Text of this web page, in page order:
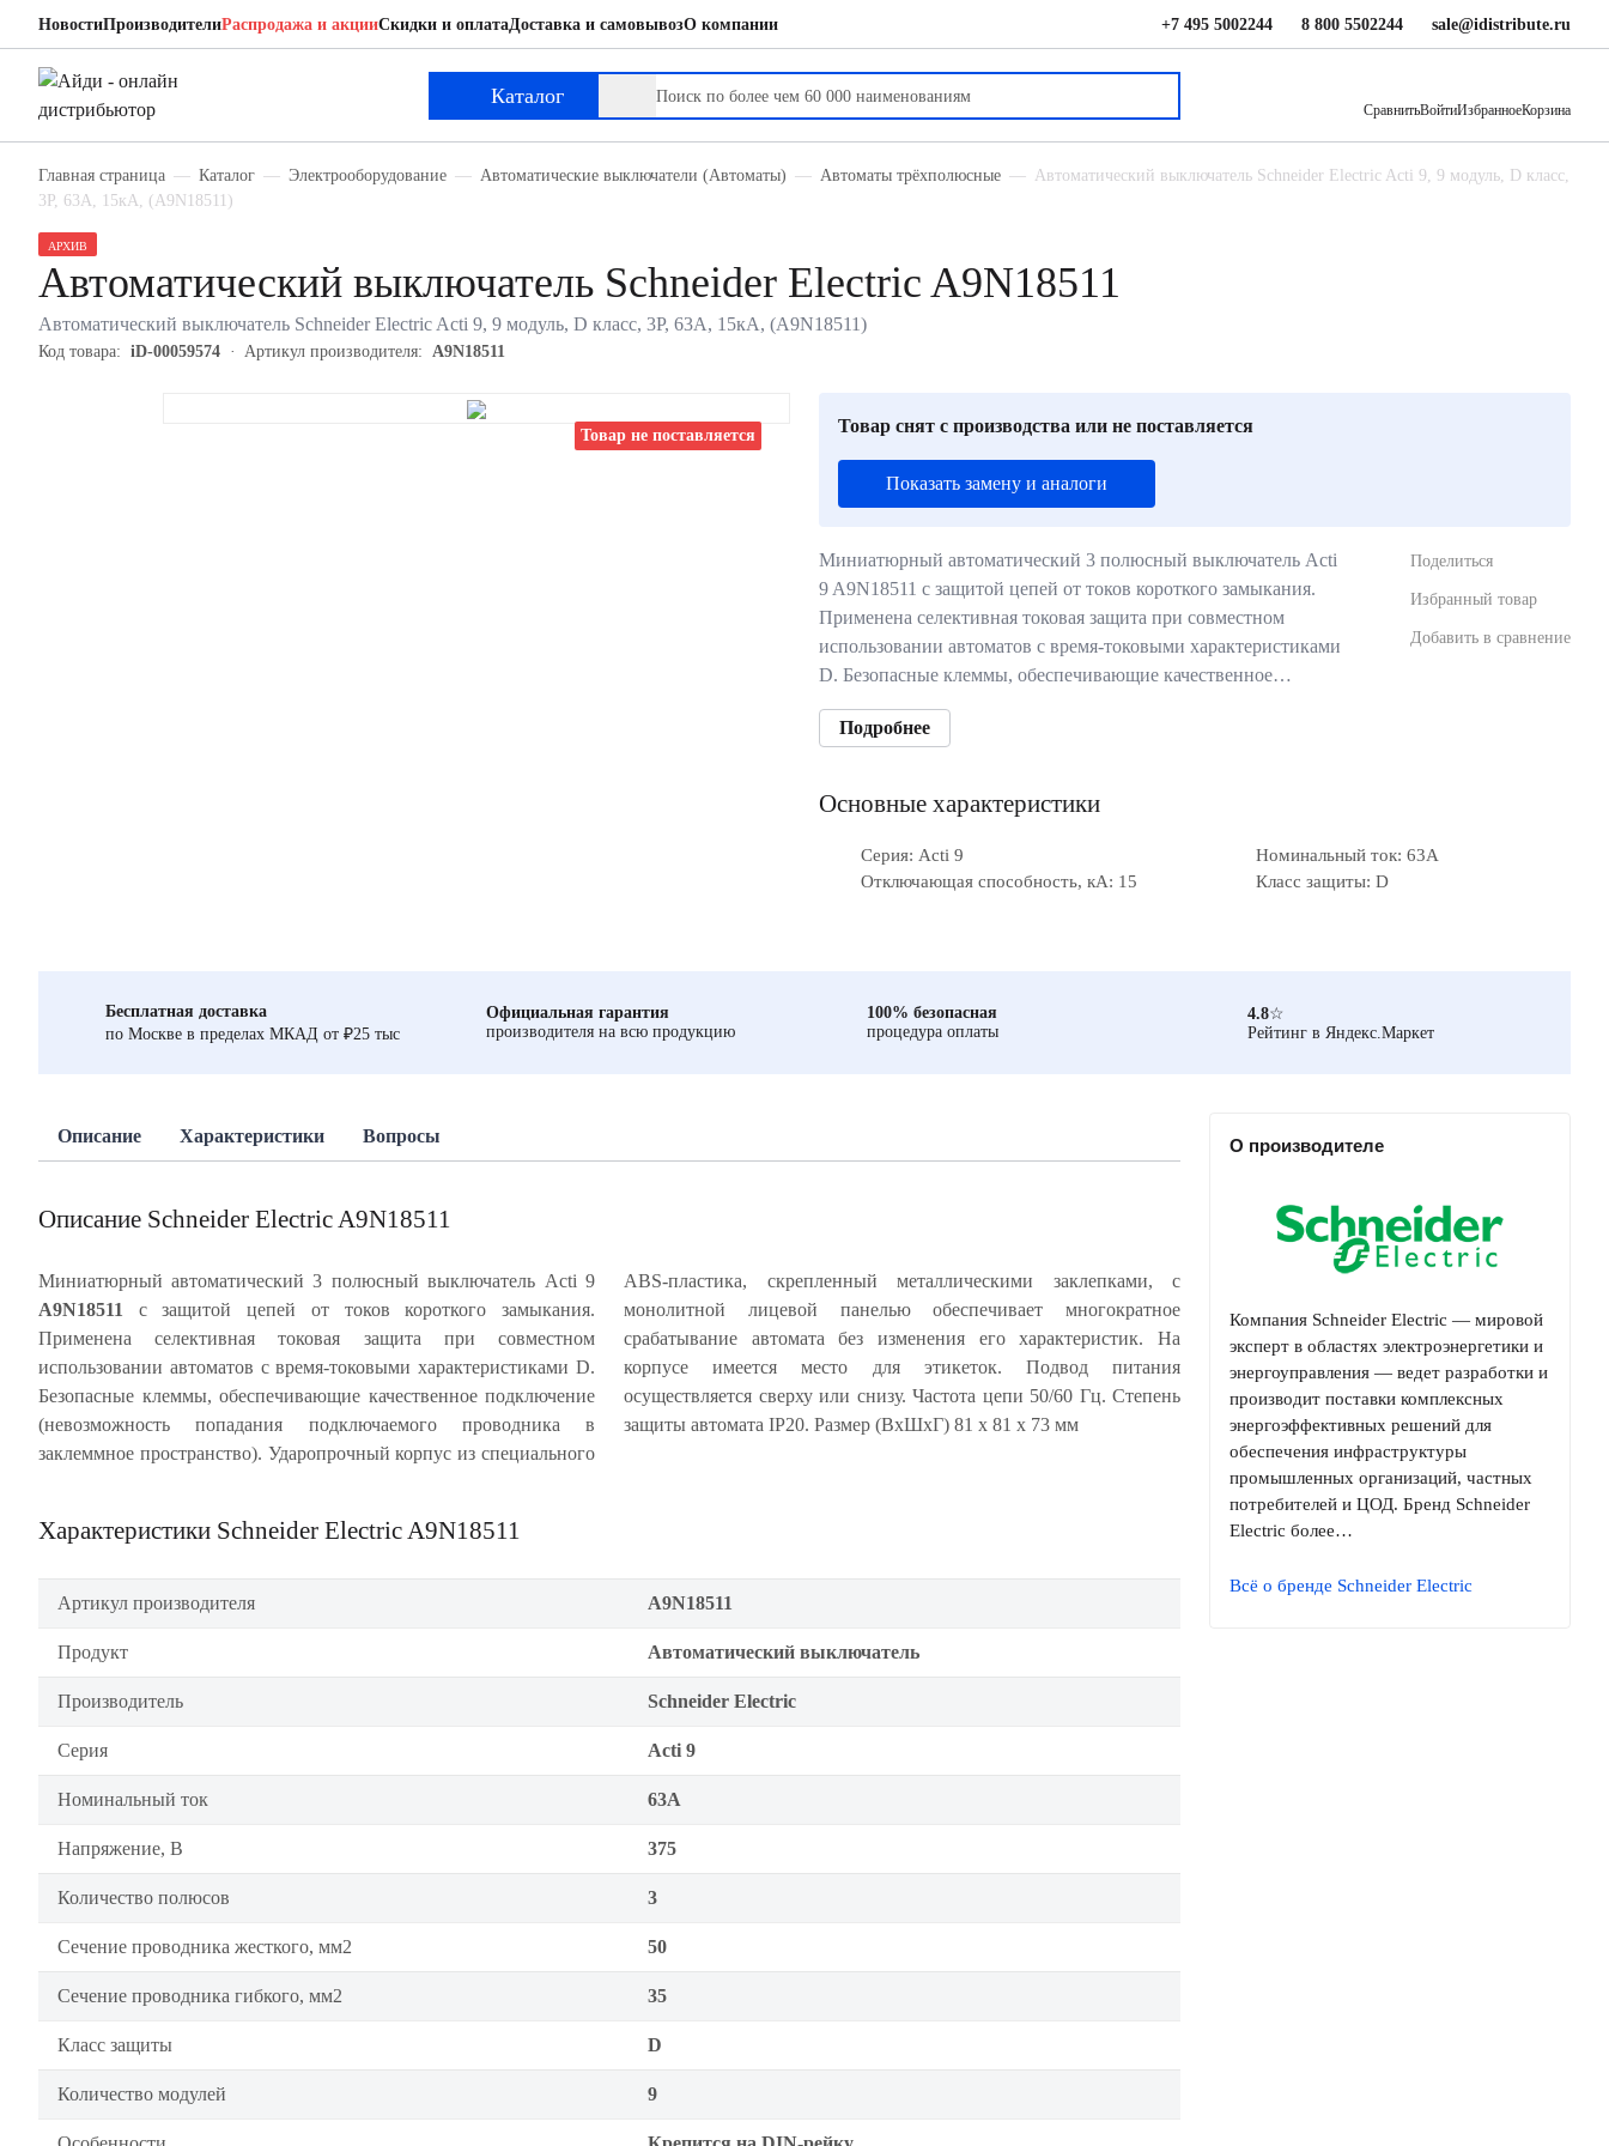
НовостиПроизводителиРаспродажа и акцииСкидки и оплатаДоставка и самовывозО компании +7 495 5002244 8 800 5502244 sale@idistribute.ru
Каталог
СравнитьВойтиИзбранноеКорзина
Главная страница Каталог Электрооборудование Автоматические выключатели (Автоматы) Автоматы трёхполюсные
Автоматический выключатель Schneider Electric Acti 9, 9 модуль, D класс,
3P, 63А, 15кА, (A9N18511)
Товар не поставляется
АРХИВ
Автоматический выключатель Schneider Electric A9N18511
Автоматический выключатель Schneider Electric Acti 9, 9 модуль, D класс, 3P, 63А, 15кА, (A9N18511)
Код товара: iD-00059574 Артикул производителя: A9N18511
Товар снят с производства или не поставляется
Показать замену и аналоги
Миниатюрный автоматический 3 полюсный выключатель Acti
9 A9N18511 с защитой цепей от токов короткого замыкания.
Применена селективная токовая защита при совместном
использовании автоматов с время-токовыми характеристиками
D. Безопасные клеммы, обеспечивающие качественное…
Подробнее
Поделиться
Избранный товар
Добавить в сравнение
Основные характеристики
Серия: Acti 9
Номинальный ток: 63А
Отключающая способность, кА: 15
Класс защиты: D
Бесплатная доставка
по Москве в пределах МКАД от ₽25 тыс
Официальная гарантия
производителя на всю продукцию
100% безопасная
процедура оплаты
4.8☆
Рейтинг в Яндекс.Маркет
Описание Характеристики Вопросы
Описание Schneider Electric A9N18511
Миниатюрный автоматический 3 полюсный выключатель Acti 9
A9N18511
с защитой цепей от токов короткого замыкания.
Применена селективная токовая защита при совместном
использовании автоматов с время-токовыми характеристиками D.
Безопасные клеммы, обеспечивающие качественное подключение
(невозможность попадания подключаемого проводника в
заклеммное пространство). Ударопрочный корпус из специального
ABS-пластика, скрепленный металлическими заклепками, с
монолитной лицевой панелью обеспечивает многократное
срабатывание автомата без изменения его характеристик. На
корпусе имеется место для этикеток. Подвод питания
осуществляется сверху или снизу. Частота цепи 50/60 Гц. Степень
защиты автомата IP20. Размер (ВхШхГ) 81 х 81 х 73 мм
Характеристики Schneider Electric A9N18511
Артикул производителя A9N18511
Продукт Автоматический выключатель
Производитель Schneider Electric
Серия Acti 9
Номинальный ток 63А
Напряжение, В 375
Количество полюсов 3
Сечение проводника жесткого, мм2 50
Сечение проводника гибкого, мм2 35
Класс защиты D
Количество модулей 9
О производителе
Компания Schneider Electric — мировой
эксперт в областях электроэнергетики и
энергоуправления — ведет разработки и
производит поставки комплексных
энергоэффективных решений для
обеспечения инфраструктуры
промышленных организаций, частных
потребителей и ЦОД. Бренд Schneider
Electric более…
Всё о бренде Schneider Electric
Schneider Electric A9N18511
Автоматический выключатель